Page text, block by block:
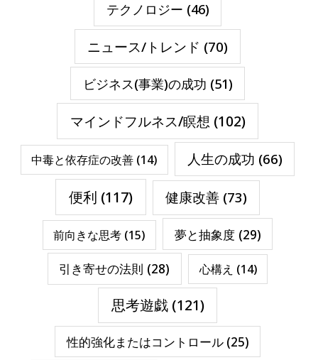
テクノロジー (46)
ニュース/トレンド (70)
ビジネス(事業)の成功 (51)
マインドフルネス/瞑想 (102)
中毒と依存症の改善 (14) 人生の成功 (66)
便利 (117) 健康改善(73)
前向きな思考 (15) 夢と抽象度(29)
引き寄せの法則 (28) 心構え (14)
思考遊戯(121)
性的強化またはコントロール(25)